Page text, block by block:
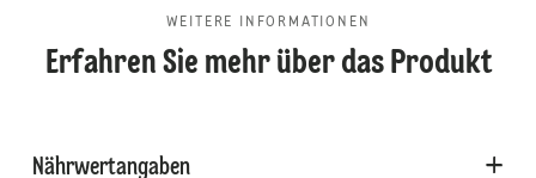
WEITERE INFORMATIONEN
Erfahren Sie mehr über das Produkt
Nährwertangaben